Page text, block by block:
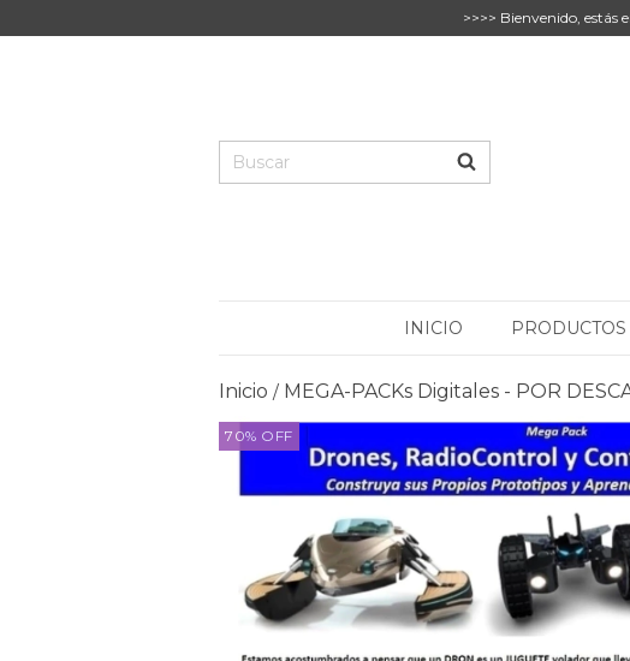
>>>> Bienvenido, estás
INICIO PRODUCTOS
Inicio / MEGA-PACKs Digitales - POR
70% OFF